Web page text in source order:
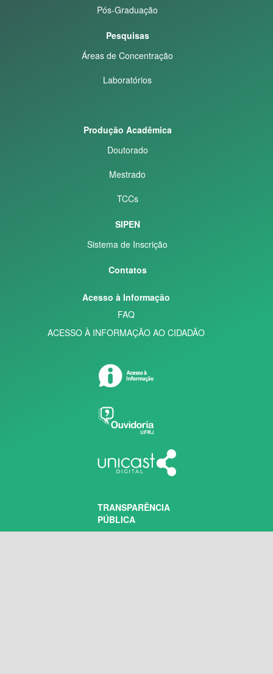
Pós-Graduação
Pesquisas
Áreas de Concentração
Laboratórios
Produção Acadêmica
Doutorado
Mestrado
TCCs
SIPEN
Sistema de Inscrição
Contatos
Acesso à Informação
FAQ
ACESSO À INFORMAÇÃO AO CIDADÃO
TRANSPARÊNCIA
PÚBLICA